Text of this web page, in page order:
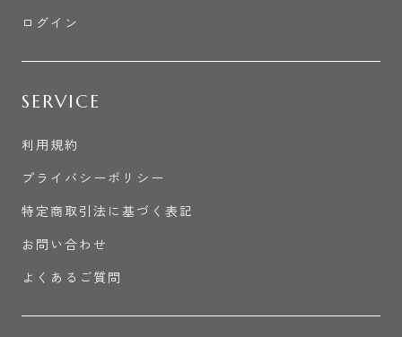
ログイン
SERVICE
利用規約
プライバシーポリシー
特定商取引法に基づく表記
お問い合わせ
よくあるご質問